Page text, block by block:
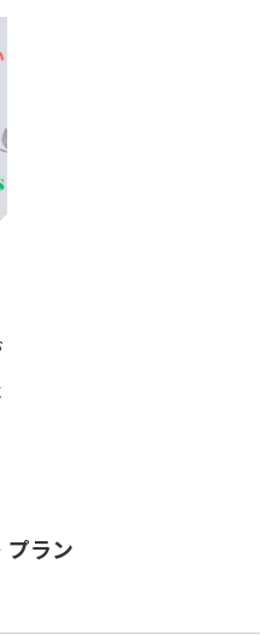
プラン